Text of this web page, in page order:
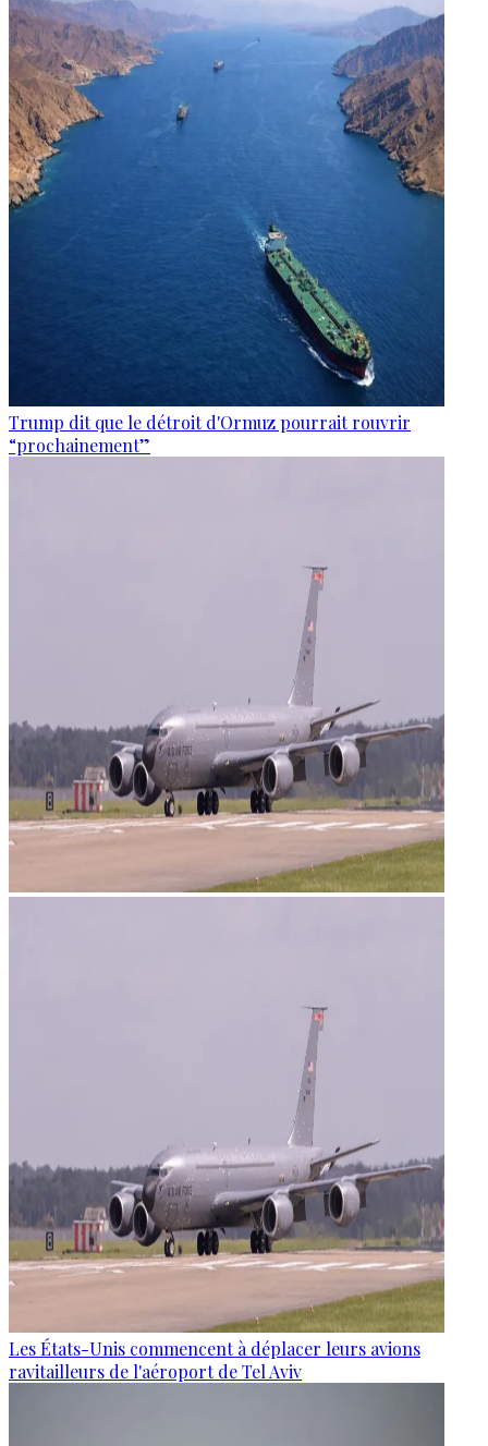
Trump dit que le détroit d'Ormuz pourrait rouvrir
“prochainement”
Les États-Unis commencent à déplacer leurs avions
ravitailleurs de l'aéroport de Tel Aviv